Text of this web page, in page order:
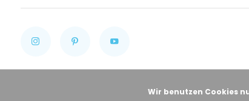
Wir benutzen Cookies